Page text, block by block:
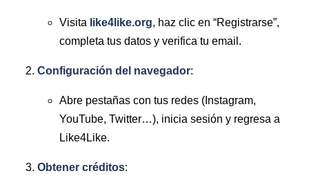
Visita like4like.org, haz clic en “Registrarse”,
completa tus datos y verifica tu email.
Configuración del navegador:
Abre pestañas con tus redes (Instagram,
YouTube, Twitter…), inicia sesión y regresa a
Like4Like.
Obtener créditos: